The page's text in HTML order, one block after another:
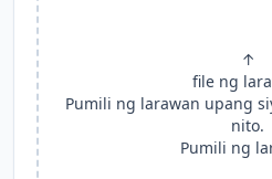
↑
file ng
Pumili ng larawan upang
nito.
Pumili ng